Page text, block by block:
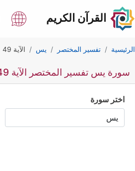
القرآن الكريم
الرئيسية تفسير المختصر يس الآية 49
سورة يس تفسير المختصر الآية 49
اختر سورة